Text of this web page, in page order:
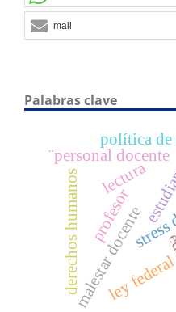
mail
Palabras clave
malestar docente
profesor
¨personal docente
derechos humanos lectura
política de
ley federal